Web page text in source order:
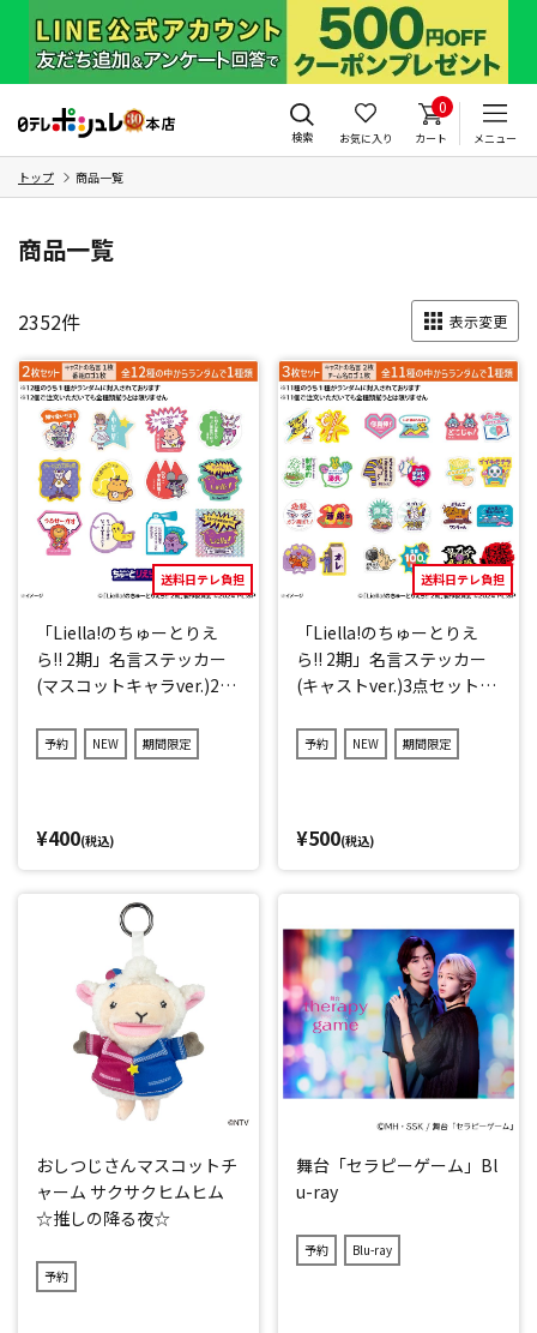
検索 お気に入り
0
カート メニュー
トップ 商品一覧
商品一覧
2352件 表示変更
送料日テレ負担
「Liella!のちゅーとりえ
ら!! 2期」名言ステッカー
(マスコットキャラver.)2点
予約 NEW 期間限定
¥400(税込)
送料日テレ負担
「Liella!のちゅーとりえ
ら!! 2期」名言ステッカー
(キャストver.)3点セット
予約 NEW 期間限定
¥500(税込)
おしつじさんマスコットチ
ャーム サクサクヒムヒム
☆推しの降る夜☆
予約
舞台「セラピーゲーム」Bl
u-ray
予約 Blu-ray